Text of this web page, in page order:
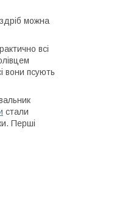
можна
всі
вони псують
стали
Перші